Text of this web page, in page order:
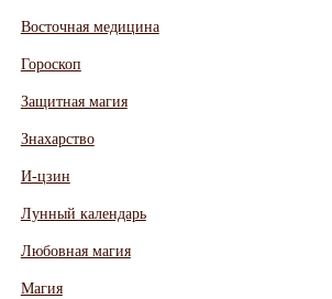
Восточная медицина
Гороскоп
Защитная магия
Знахарство
И-цзин
Лунный календарь
Любовная магия
Магия